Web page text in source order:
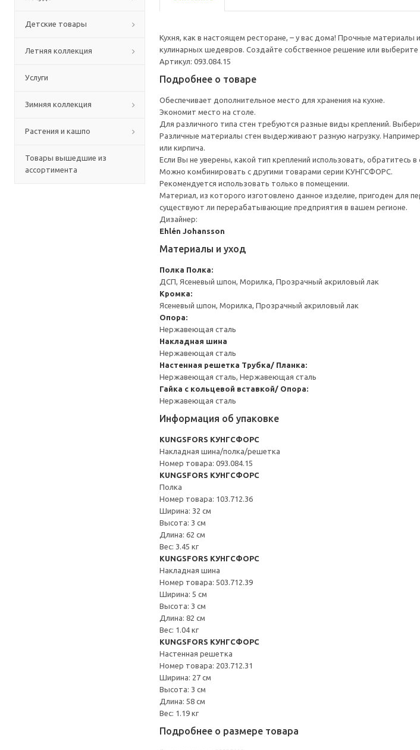
Детские товары
Летняя коллекция
Услуги
Зимняя коллекция
Растения и кашпо
Товары вышедшие из
ассортимента
Кухня, как в настоящем ресторане, – у вас дома! Прочные
кулинарных шедевров. Создайте собственное решение или
Артикул: 093.084.15
Подробнее о товаре
Обеспечивает дополнительное место для хранения на кухне.
Экономит место на столе.
Для различного типа стен требуются разные виды креплений.
Различные материалы стен выдерживают разную нагрузку.
или кирпича.
Если Вы не уверены, какой тип креплений использовать, обратитесь
Можно комбинировать с другими товарами серии КУНГСФОРС.
Рекомендуется использовать только в помещении.
Материал, из которого изготовлено данное изделие, пригоден для
существуют ли перерабатывающие предприятия в вашем регионе.
Дизайнер:
Ehlén Johansson
Материалы и уход
Полка Полка:
ДСП, Ясеневый шпон, Морилка, Прозрачный акриловый лак
Кромка:
Ясеневый шпон, Морилка, Прозрачный акриловый лак
Опора:
Нержавеющая сталь
Накладная шина
Нержавеющая сталь
Настенная решетка Трубка/ Планка:
Нержавеющая сталь, Нержавеющая сталь
Гайка с кольцевой вставкой/ Опора:
Нержавеющая сталь
Информация об упаковке
KUNGSFORS КУНГСФОРС
Накладная шина/полка/решетка
Номер товара: 093.084.15
KUNGSFORS КУНГСФОРС
Полка
Номер товара: 103.712.36
Ширина: 32 см
Высота: 3 см
Длина: 62 см
Вес: 3.45 кг
KUNGSFORS КУНГСФОРС
Накладная шина
Номер товара: 503.712.39
Ширина: 5 см
Высота: 3 см
Длина: 82 см
Вес: 1.04 кг
KUNGSFORS КУНГСФОРС
Настенная решетка
Номер товара: 203.712.31
Ширина: 27 см
Высота: 3 см
Длина: 58 см
Вес: 1.19 кг
Подробнее о размере товара